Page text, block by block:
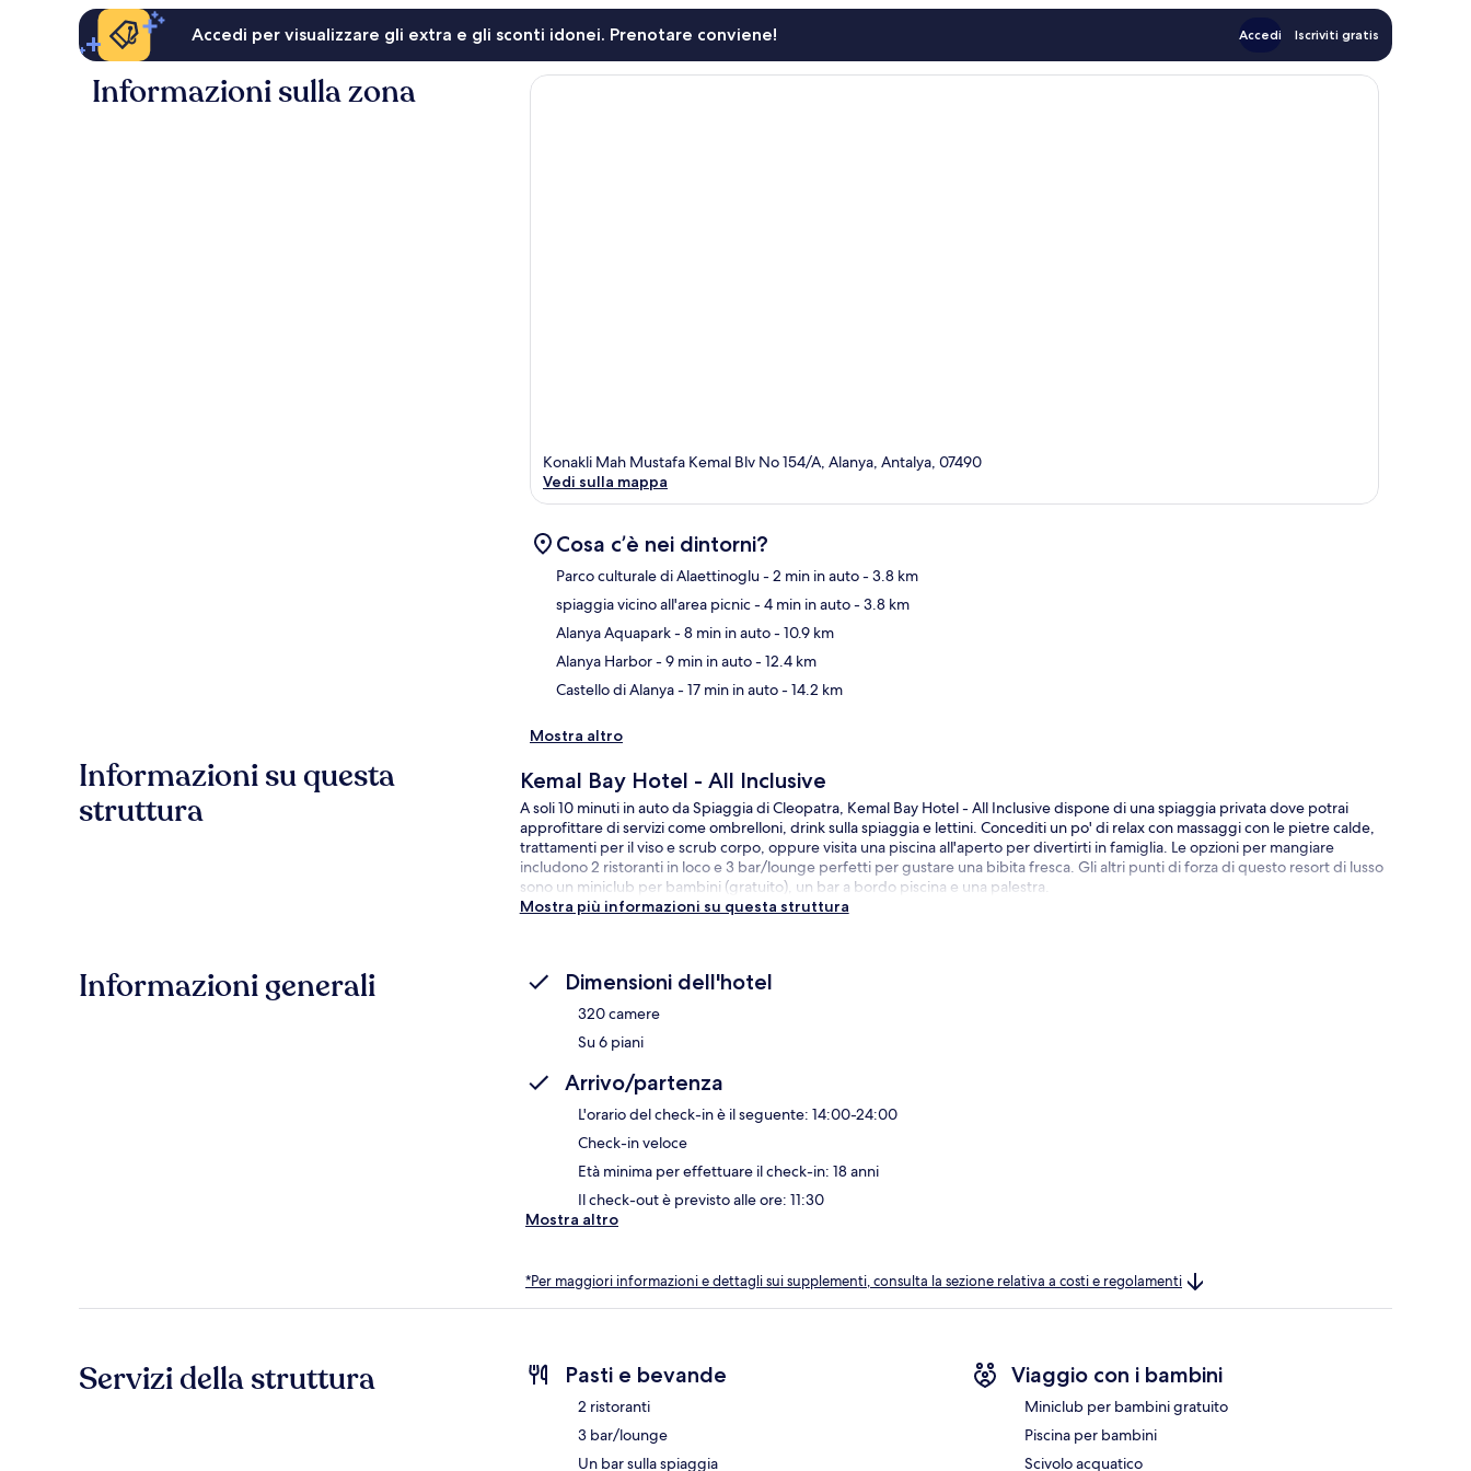
Accedi per visualizzare gli extra e gli sconti idonei. Prenotare conviene! Accedi Iscriviti gratis
Informazioni sulla zona
Konakli Mah Mustafa Kemal Blv No 154/A, Alanya, Antalya, 07490
Vedi sulla mappa
Cosa c’è nei dintorni?
Parco culturale di Alaettinoglu- 2 min in auto- 3.8 km
spiaggia vicino all'area picnic- 4 min in auto- 3.8 km
Alanya Aquapark- 8 min in auto- 10.9 km
Alanya Harbor- 9 min in auto- 12.4 km
Castello di Alanya- 17 min in auto- 14.2 km
Mostra altro
Informazioni su questa
struttura
Kemal Bay Hotel - All Inclusive
A soli 10 minuti in auto da Spiaggia di Cleopatra, Kemal Bay Hotel - All Inclusive dispone di una spiaggia privata dove potrai
approfittare di servizi come ombrelloni, drink sulla spiaggia e lettini. Concediti un po' di relax con massaggi con le pietre calde,
trattamenti per il viso e scrub corpo, oppure visita una piscina all'aperto per divertirti in famiglia. Le opzioni per mangiare
includono 2 ristoranti in loco e 3 bar/lounge perfetti per gustare una bibita fresca. Gli altri punti di forza di questo resort di lusso
sono un miniclub per bambini (gratuito), un bar a bordo piscina e una palestra.
Mostra più informazioni su questa struttura
Informazioni generali Dimensioni dell'hotel
320 camere
Su 6 piani
Arrivo/partenza
L'orario del check-in è il seguente: 14:00-24:00
Check-in veloce
Età minima per effettuare il check-in: 18 anni
Il check-out è previsto alle ore: 11:30
Mostra altro
*Per maggiori informazioni e dettagli sui supplementi, consulta la sezione relativa a costi e regolamenti
Servizi della struttura Pasti e bevande
2 ristoranti
3 bar/lounge
Un bar sulla spiaggia
Viaggio con i bambini
Miniclub per bambini gratuito
Piscina per bambini
Scivolo acquatico